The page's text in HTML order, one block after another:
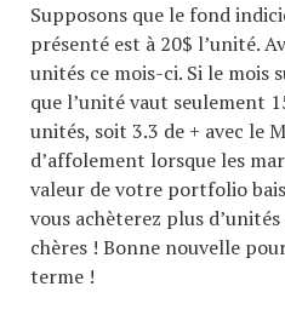
Supposons que le fond
présenté est à 20$ l’unité.
unités ce mois-ci. Si le mois
que l’unité vaut seulement
unités, soit 3.3 de + avec le
d’affolement lorsque les
valeur de votre portfolio
vous achèterez plus
chères ! Bonne nouvelle
terme !